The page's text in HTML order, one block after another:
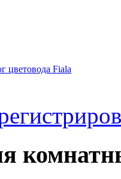
цветовода Fiala